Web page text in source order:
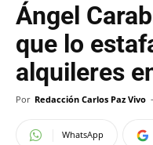
Ángel
que lo
alquileres
Por Redacción Carlos Paz Vivo -
WhatsApp